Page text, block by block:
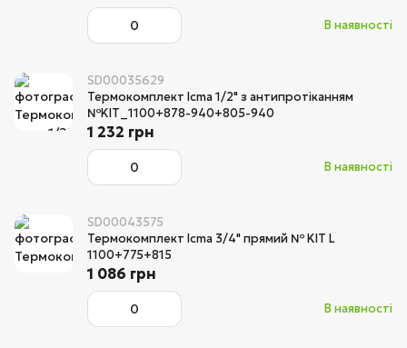
В наявності
SD00035629
Термокомплект Icma 1/2" з антипротіканням
№KIT_1100+878-940+805-940
В наявності
1 232 грн
SD00043575
Термокомплект Icma 3/4" прямий № KIT L
1100+775+815
В наявності
1 086 грн